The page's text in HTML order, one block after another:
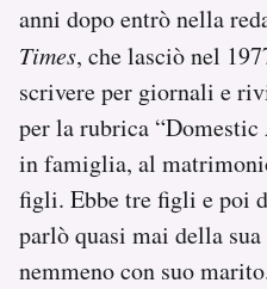
anni dopo entrò nella
Times, che lasciò nel
scrivere per giornali e
per la rubrica
in famiglia, al
figli. Ebbe tre figli e poi
parlò quasi mai della
nemmeno con suo